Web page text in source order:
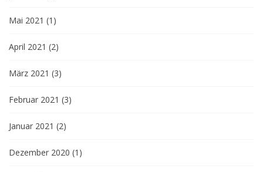
Mai 2021 (1)
April 2021 (2)
März 2021 (3)
Februar 2021 (3)
Januar 2021 (2)
Dezember 2020 (1)